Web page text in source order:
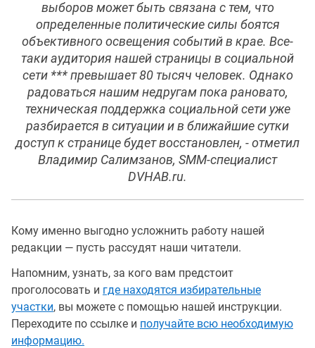
выборов может быть связана с тем, что
определенные политические силы боятся
объективного освещения событий в крае. Все-
таки аудитория нашей страницы в социальной
сети *** превышает 80 тысяч человек. Однако
радоваться нашим недругам пока рановато,
техническая поддержка социальной сети уже
разбирается в ситуации и в ближайшие сутки
доступ к странице будет восстановлен, - отметил
Владимир Салимзанов, SMM-специалист
DVHAB.ru.
Кому именно выгодно усложнить работу нашей
редакции — пусть рассудят наши читатели.
Напомним, узнать, за кого вам предстоит
проголосовать и где находятся избирательные
участки, вы можете с помощью нашей инструкции.
Переходите по ссылке и получайте всю необходимую
информацию.